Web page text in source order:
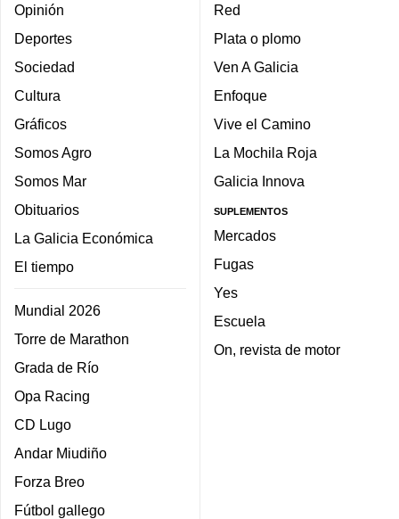
Opinión
Deportes
Sociedad
Cultura
Gráficos
Somos Agro
Somos Mar
Obituarios
La Galicia Económica
El tiempo
Mundial 2026
Torre de Marathon
Grada de Río
Opa Racing
CD Lugo
Andar Miudiño
Forza Breo
Fútbol gallego
Red
Plata o plomo
Ven A Galicia
Enfoque
Vive el Camino
La Mochila Roja
Galicia Innova
SUPLEMENTOS
Mercados
Fugas
Yes
Escuela
On, revista de motor